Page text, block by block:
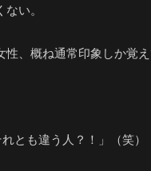
い。
性、概ね通常印象しか
とも違う人？！」（笑）